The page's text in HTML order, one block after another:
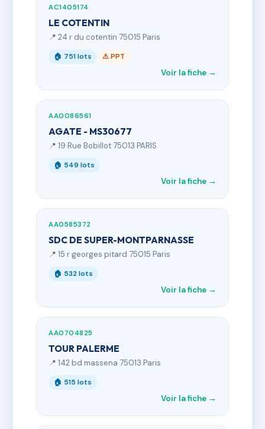
AC1405174
LE COTENTIN
📍 24 r du cotentin 75015 Paris
🏠 751 lots ⚠ PPT
Voir la fiche →
AA0086561
AGATE - MS30677
📍 19 Rue Bobillot 75013 PARIS
🏠 549 lots
Voir la fiche →
AA0585372
SDC DE SUPER-MONTPARNASSE
📍 15 r georges pitard 75015 Paris
🏠 532 lots
Voir la fiche →
AA0704825
TOUR PALERME
📍 142 bd massena 75013 Paris
🏠 515 lots
Voir la fiche →